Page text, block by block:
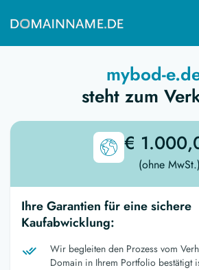
mybod-
steht zum
€
(ohne MwSt.)
Ihre Garantien für eine sichere
Kaufabwicklung:
Wir begleiten den Prozess vom
Domain in Ihrem Portfolio bestätigt